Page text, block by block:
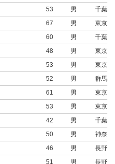
53 男
千葉県
67 男
東京都
60 男
千葉県
48 男
東京都
53 男
東京都
52 男
群馬県
61 男
東京都
53 男
東京都
42 男
千葉県
50 男
神奈川
46 男
長野県
51 男 長野県